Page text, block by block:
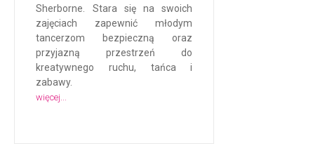
Sherborne. Stara się na swoich
zajęciach zapewnić młodym
tancerzom bezpieczną oraz
przyjazną przestrzeń do
kreatywnego ruchu, tańca i
zabawy.
więcej...